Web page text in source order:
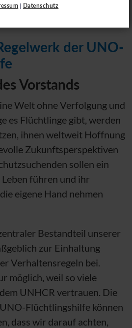
| Datenschutz
der UNO-
Vorstands
Welt ohne Verfolgung und
es Flüchtlinge gibt, werden
ihnen weltweit Hoffnung
Zukunftsperspektiven
sollen ein
führen und ihr
eigene Hand nehmen
Bestandteil unserer
zur Einhaltung
Verhaltensregeln bei.
möglich, weil so viele
UNHCR vertrauen. Die
UNO-Flüchtlingshilfe können
dass wir darauf achten,